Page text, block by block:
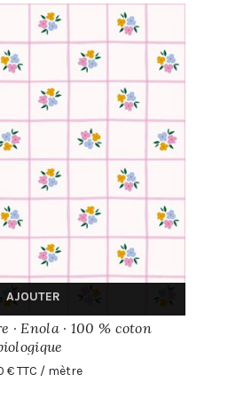
AJOUTER
· Enola · 100 % coton
€ TTC / mètre